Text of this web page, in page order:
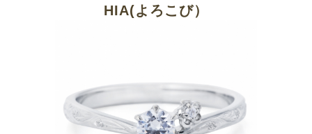
HIA(よろこび）